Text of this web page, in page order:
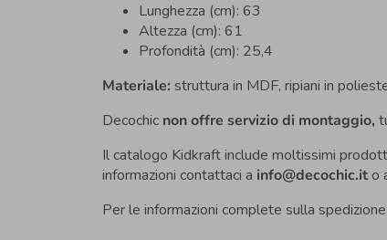
Lunghezza (cm): 63
Altezza (cm):61
Profondità (cm): 25,4
Materiale: struttura in MDF, ripiani in
Decochic non offre servizio di montaggio,
Il catalogo Kidkraft include moltissimi
informazioni contattaci a info@decochic.ito
Per le informazioni complete sulla